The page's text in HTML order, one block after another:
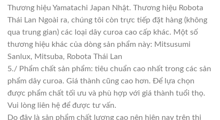
Thương hiệu Yamatachi Japan Nhật. Thương hiệu Robota
Thái Lan Ngoài ra, chúng tôi còn trực tiếp đặt hàng (không
qua trung gian) các loại dây curoa cao cấp khác. Một số
thương hiệu khác của dòng sản phẩm này: Mitsusumi
Sanlux, Mitsuba, Robota Thái Lan
5./ Phẩm chất sản phẩm: tiêu chuẩn cao nhất trong các sản
phẩm dây curoa. Giá thành cũng cao hơn. Để lựa chọn
được phẩm chất tối ưu và phù hợp với giá thành tuổi thọ.
Vui lòng liên hệ để được tư vấn.
Do đây là sản phẩm chất lượng cao nên hiện nay trên thị